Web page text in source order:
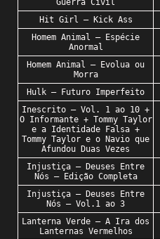
Guerra Civil
Hit Girl – Kick Ass
Homem Animal – Espécie
Anormal
Homem Animal – Evolua ou
Morra
Hulk – Futuro Imperfeito
Inescrito – Vol. 1 ao 10 +
O Informante + Tommy Taylor
e a Identidade Falsa +
Tommy Taylor e o Navio que
Afundou Duas Vezes
Injustiça – Deuses Entre
Nós – Edição Completa
Injustiça – Deuses Entre
Nós – Vol.1 ao 3
Lanterna Verde – A Ira dos
Lanternas Vermelhos